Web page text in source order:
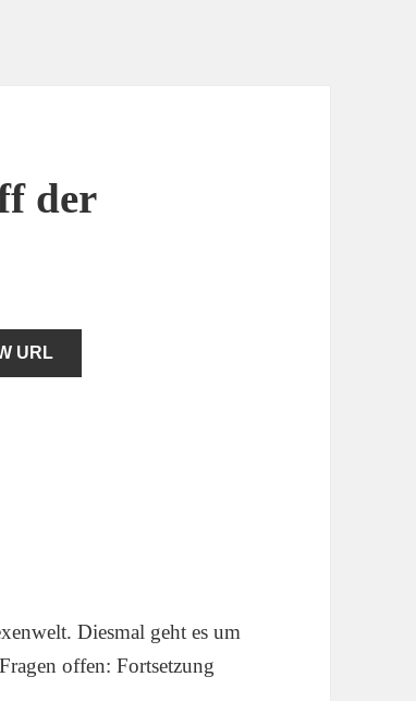
der
URL
Diesmal geht es um
offen: Fortsetzung